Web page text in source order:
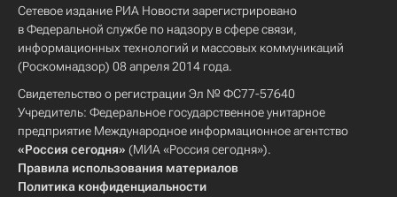
Сетевое издание РИА Новости зарегистрировано
в Федеральной службе по надзору в сфере связи,
информационных технологий и массовых коммуникаций
(Роскомнадзор) 08 апреля 2014 года.
Свидетельство о регистрации Эл № ФС77-57640
Учредитель: Федеральное государственное унитарное
предприятие Международное информационное агентство
«Россия сегодня» (МИА «Россия сегодня»).
Правила использования материалов
Политика конфиденциальности